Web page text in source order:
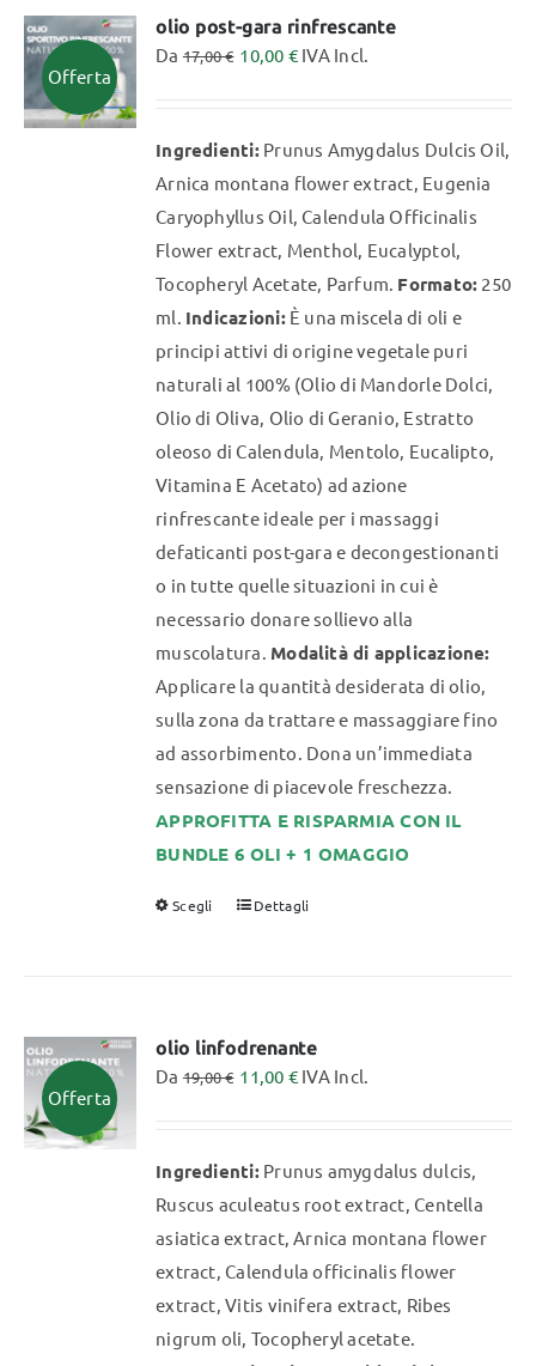
varianti.
Le
essere
scelte
nella
pagina
del
prodotto
Offerta
olio post-gara rinfrescante
Da17,00€ 10,00 € IVA Incl.
Ingredienti:Prunus Amygdalus Dulcis Oil,
Arnica montana flower extract, Eugenia
Caryophyllus Oil, Calendula Officinalis
Flower extract, Menthol, Eucalyptol,
Tocopheryl Acetate, Parfum. Formato: 250
ml. Indicazioni:È una miscela di oli e
principi attivi di origine vegetale puri
naturali al 100% (Olio di Mandorle Dolci,
Olio di Oliva, Olio di Geranio, Estratto
oleoso di Calendula, Mentolo, Eucalipto,
Vitamina E Acetato) ad azione
rinfrescante ideale per i massaggi
defaticanti post-gara e decongestionanti
o in tutte quelle situazioni in cui è
necessario donare sollievo alla
muscolatura. Modalità di applicazione:
Applicare la quantità desiderata di olio,
sulla zona da trattare e massaggiare fino
ad assorbimento. Dona un’immediata
sensazione di piacevole freschezza.
APPROFITTA E RISPARMIA CON IL
BUNDLE 6 OLI + 1 OMAGGIO
Scegli
Questo
varianti.
Le
essere
scelte
nella
pagina
del
prodotto
Dettagli
Offerta
olio linfodrenante
Da19,00€ 11,00 € IVA Incl.
Ingredienti:Prunus amygdalus dulcis,
Ruscus aculeatus root extract, Centella
asiatica extract, Arnica montana flower
extract, Calendula officinalis flower
extract, Vitis vinifera extract, Ribes
nigrum oli, Tocopheryl acetate.